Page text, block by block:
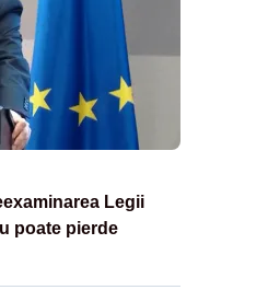
Legii
poate pierde